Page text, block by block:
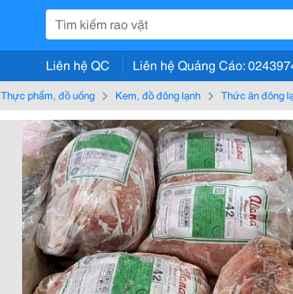
Liên hệ QC Liên hệ Quảng Cáo:
Thực phẩm, đồ uống Kem, đồ đông lạnh Thức ăn đông